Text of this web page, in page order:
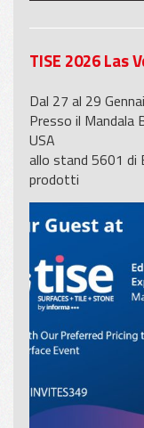
TISE 2026 Las
Dal 27 al 29
Presso il Mandala
USA
allo stand 5601
prodotti